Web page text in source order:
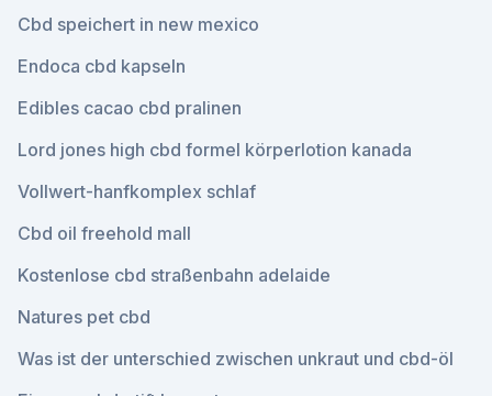
Cbd speichert in new mexico
Endoca cbd kapseln
Edibles cacao cbd pralinen
Lord jones high cbd formel körperlotion kanada
Vollwert-hanfkomplex schlaf
Cbd oil freehold mall
Kostenlose cbd straßenbahn adelaide
Natures pet cbd
Was ist der unterschied zwischen unkraut und cbd-öl